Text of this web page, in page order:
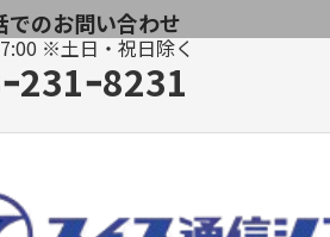
でのお問い合わせ
※土日・祝日除く
231ｰ8231